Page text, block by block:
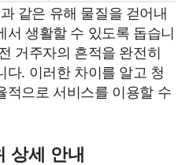
같은 유해 물질을 걷어내
서 생활할 수 있도록 돕습니
거주자의 흔적을 완전히
다. 이러한 차이를 알고 청
적으로 서비스를 이용할 수
상세 안내